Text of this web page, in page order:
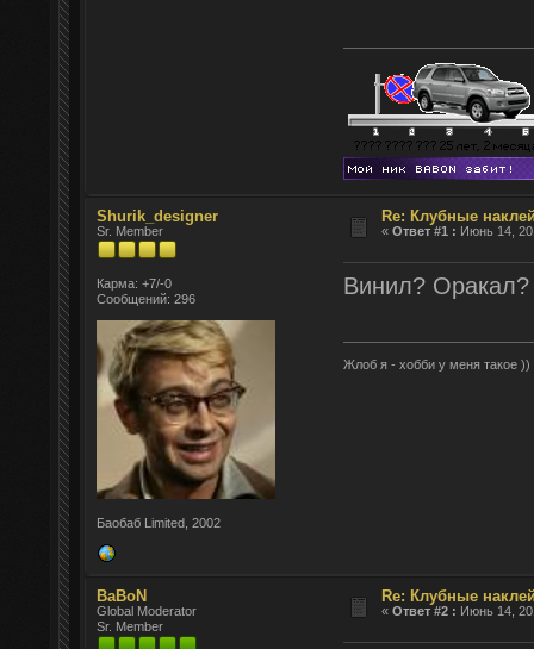
Shurik_designer
Sr. Member
Карма: +7/-0
Сообщений: 296
Баобаб Limited, 2002
Re: Клубные
«Ответ #1 : Июнь 14,
Винил? Оракал?
Жлоб я - хобби у меня такое ))
BaBoN
Global Moderator
Sr. Member
Re: Клубные
«Ответ #2 : Июнь 14,